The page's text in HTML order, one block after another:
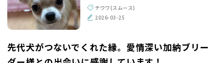
チワワ(スムース)
2026-03-25
先代犬がつないでくれた縁。愛情深い加納ブリー